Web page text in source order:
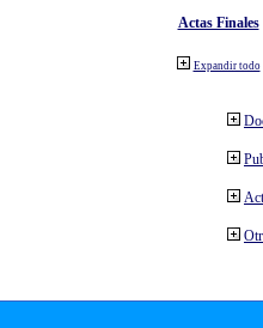
Actas Finales
Expandir todo